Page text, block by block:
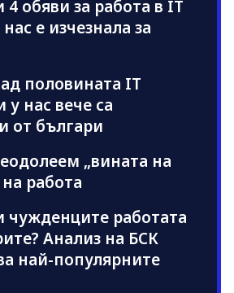
4 обяви за работа в IT
е изчезнала за
половината IT
нас вече са
от българи
„вината на
работа
чужденците работата
Анализ на БСК
най-популярните